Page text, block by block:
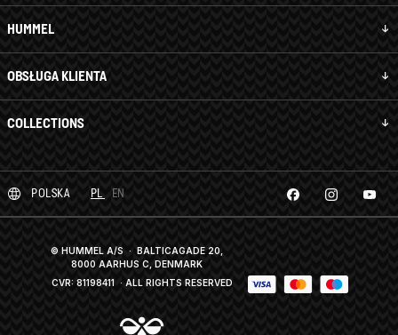
HUMMEL
OBSŁUGA KLIENTA
COLLECTIONS
POLSKA PL EN
© HUMMEL A/S · BALTICAGADE 20,
8000 AARHUS C, DENMARK
CVR: 81198411 · ALL RIGHTS RESERVED